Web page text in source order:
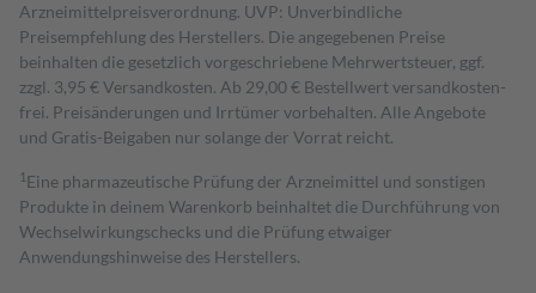
Arzneimittelpreisverordnung. UVP: Unverbindliche
Preisempfehlung des Herstellers. Die angegebenen Preise
beinhalten die gesetzlich vorgeschriebene Mehrwertsteuer, ggf.
zzgl. 3,95 € Versandkosten. Ab 29,00 € Bestell­wert versand­kosten­
frei. Preisänderungen und Irrtümer vorbehalten. Alle Angebote
und Gratis-Beigaben nur solange der Vorrat reicht.
1 Eine pharmazeutische Prüfung der Arzneimittel und sonstigen
Produkte in deinem Warenkorb beinhaltet die Durchführung von
Wechselwirkungschecks und die Prüfung etwaiger
Anwendungshinweise des Herstellers.